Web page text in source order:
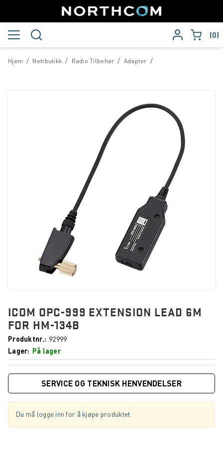
0
/
Hjem /
Nettbutikk /
Radio Tilbehør /
Adapter
ICOM OPC-999 EXTENSION LEAD 6M
FOR HM-134B
Produktnr.
92999
Lager
På lager
SERVICE OG TEKNISK HENVENDELSER
Du må logge inn for å kjøpe produktet.